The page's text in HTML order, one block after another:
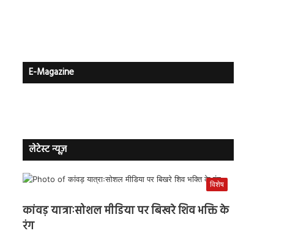
E-Magazine
लेटेस्ट न्यूज़
विशेष
कांवड़ यात्राःसोशल मीडिया पर बिखरे शिव भक्ति के
रंग